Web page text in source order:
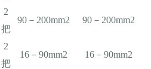
2
把
90－200mm2 90－200mm2
2
把
16－90mm2 16－90mm2